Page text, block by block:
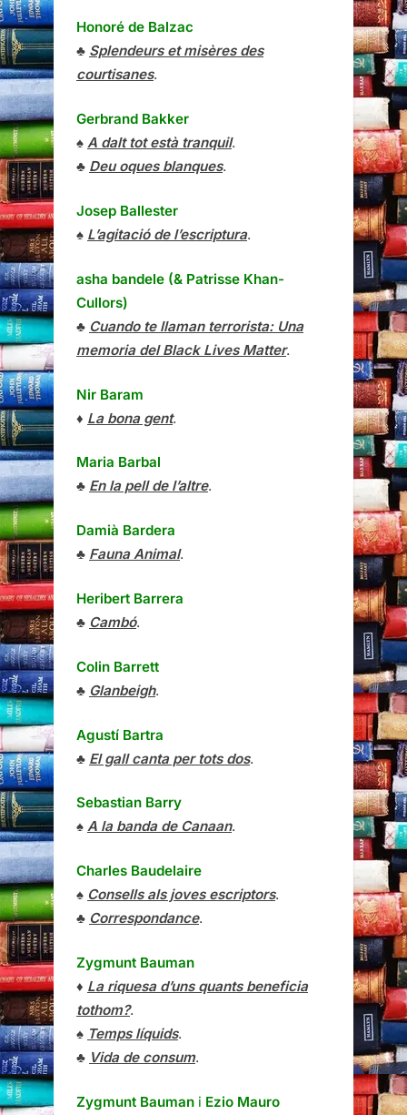
Honoré de Balzac
♣ Splendeurs et misères des
courtisanes.
Gerbrand Bakker
♠ A dalt tot està tranquil.
♣ Deu oques blanques.
Josep Ballester
♠ L’agitació de l’escriptura.
asha bandele (& Patrisse Khan-
Cullors)
♣ Cuando te llaman terrorista: Una
memoria del Black Lives Matter.
Nir Baram
♦ La bona gent.
Maria Barbal
♣ En la pell de l’altre.
Damià Bardera
♣ Fauna Animal.
Heribert Barrera
♣ Cambó.
Colin Barrett
♣ Glanbeigh.
Agustí Bartra
♣ El gall canta per tots dos.
Sebastian Barry
♠ A la banda de Canaan.
Charles Baudelaire
♠ Consells als joves escriptors.
♣ Correspondance.
Zygmunt Bauman
♦ La riquesa d’uns quants beneficia
tothom?.
♠ Temps líquids.
♣ Vida de consum.
Zygmunt Bauman i Ezio Mauro